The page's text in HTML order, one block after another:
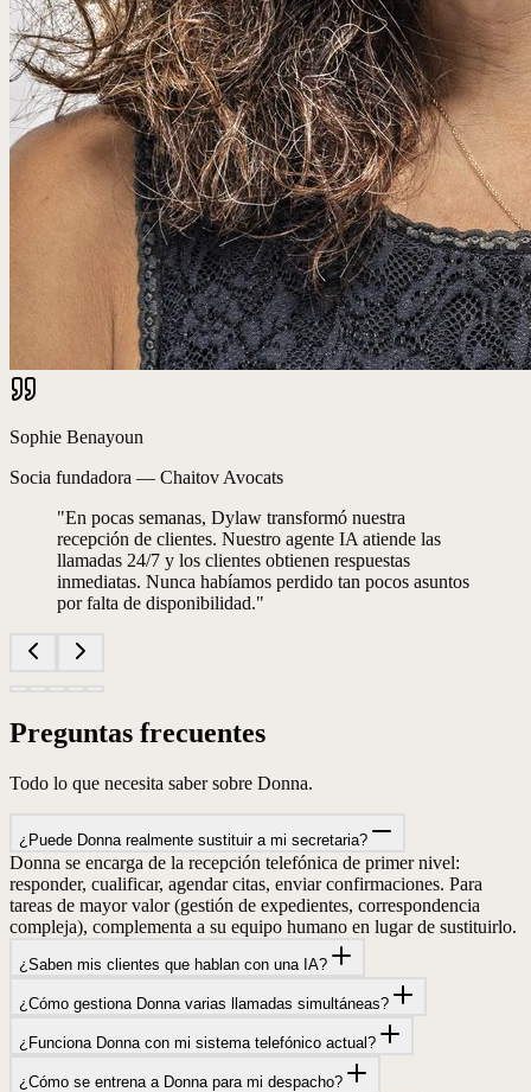
Sophie Benayoun
Socia fundadora — Chaitov Avocats
"En pocas semanas, Dylaw transformó nuestra
recepción de clientes. Nuestro agente IA atiende las
llamadas 24/7 y los clientes obtienen respuestas
inmediatas. Nunca habíamos perdido tan pocos asuntos
por falta de disponibilidad."
Preguntas frecuentes
Todo lo que necesita saber sobre Donna.
¿Puede Donna realmente sustituir a mi secretaria?
Donna se encarga de la recepción telefónica de primer nivel:
responder, cualificar, agendar citas, enviar confirmaciones. Para
tareas de mayor valor (gestión de expedientes, correspondencia
compleja), complementa a su equipo humano en lugar de sustituirlo.
¿Saben mis clientes que hablan con una IA?
¿Cómo gestiona Donna varias llamadas simultáneas?
¿Funciona Donna con mi sistema telefónico actual?
¿Cómo se entrena a Donna para mi despacho?